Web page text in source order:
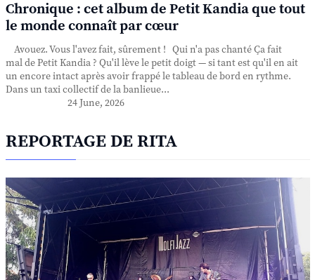
Chronique : cet album de Petit Kandia que tout
le monde connaît par cœur
Avouez. Vous l'avez fait, sûrement ! Qui n'a pas chanté Ça fait
mal de Petit Kandia ? Qu'il lève le petit doigt — si tant est qu'il en ait
un encore intact après avoir frappé le tableau de bord en rythme.
Dans un taxi collectif de la banlieue...
24 June, 2026
REPORTAGE DE RITA